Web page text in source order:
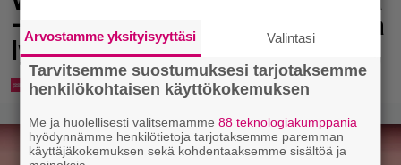
– poliisimoottoripyörä teki paosta
lyhyen
Arvostamme yksityisyyttäsi Valintasi
Tarvitsemme suostumuksesi tarjotaksemme
henkilökohtaisen käyttökokemuksen
Me ja huolellisesti valitsemamme88 teknologiakumppania
hyödynnämme henkilötietoja tarjotaksemme paremman
käyttäjäkokemuksen sekä kohdentaaksemme sisältöä ja